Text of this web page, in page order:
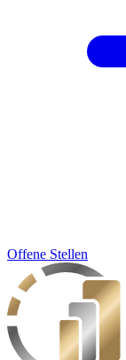
Offene Stellen